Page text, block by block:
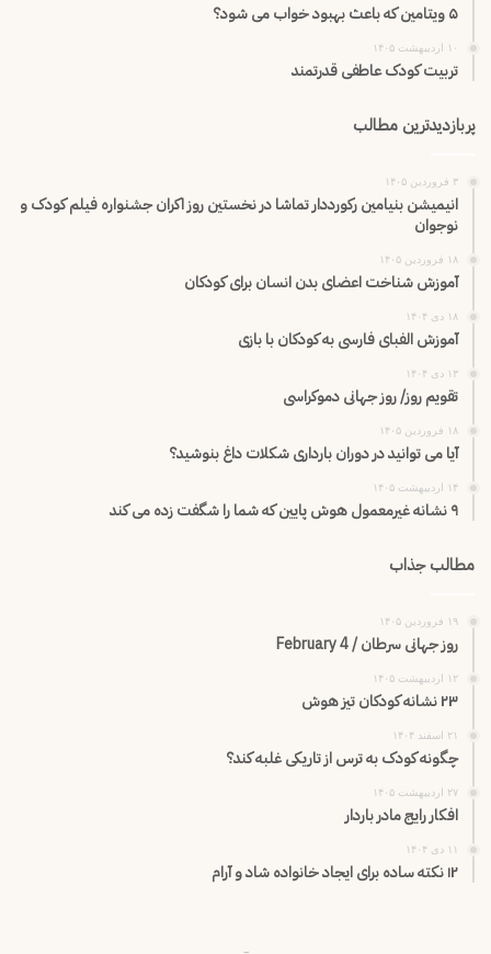
۵ ویتامین که باعث بهبود خواب می شود؟
۱۰ اردیبهشت ۱۴۰۵
تربیت کودک عاطفی قدرتمند
پربازدیدترین مطالب
۳ فروردین ۱۴۰۵
انیمیشن بنیامین رکورددار تماشا در نخستین روز اکران‌ جشنواره فیلم کودک و
نوجوان
۱۸ فروردین ۱۴۰۵
آموزش شناخت اعضای بدن انسان برای کودکان
۱۸ دی ۱۴۰۴
آموزش الفبای فارسی به کودکان با بازی
۱۳ دی ۱۴۰۴
تقویم روز/ روز جهانی دموکراسی
۱۸ فروردین ۱۴۰۵
آیا می توانید در دوران بارداری شکلات داغ بنوشید؟
۱۴ اردیبهشت ۱۴۰۵
۹ نشانه غیرمعمول هوش پایین که شما را شگفت زده می کند
مطالب جذاب
۱۹ فروردین ۱۴۰۵
روز جهانی سرطان / February 4
۱۲ اردیبهشت ۱۴۰۵
۲۳ نشانه کودکان تیز هوش
۲۱ اسفند ۱۴۰۴
چگونه کودک به ترس از تاریکی غلبه کند؟
۲۷ اردیبهشت ۱۴۰۵
افکار رایج مادر باردار
۱۱ دی ۱۴۰۴
۱۲ نکته ساده برای ایجاد خانواده شاد و آرام